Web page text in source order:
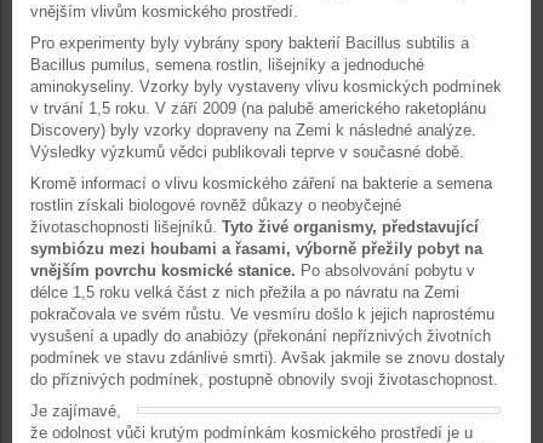
vnějším vlivům kosmického prostředí.
Pro experimenty byly vybrány spory bakterií Bacillus subtilis a
Bacillus pumilus, semena rostlin, lišejníky a jednoduché
aminokyseliny. Vzorky byly vystaveny vlivu kosmických podmínek
v trvání 1,5 roku. V září 2009 (na palubě amerického raketoplánu
Discovery) byly vzorky dopraveny na Zemi k následné analýze.
Výsledky výzkumů vědci publikovali teprve v současné době.
Kromě informací o vlivu kosmického záření na bakterie a semena
rostlin získali biologové rovněž důkazy o neobyčejné
životaschopnosti lišejníků. Tyto živé organismy, představující
symbiózu mezi houbami a řasami, výborně přežily pobyt na
vnějším povrchu kosmické stanice. Po absolvování pobytu v
délce 1,5 roku velká část z nich přežila a po návratu na Zemi
pokračovala ve svém růstu. Ve vesmíru došlo k jejich naprostému
vysušení a upadly do anabiózy (překonání nepříznivých životních
podmínek ve stavu zdánlivé smrti). Avšak jakmile se znovu dostaly
do příznivých podmínek, postupně obnovily svoji životaschopnost.
Je zajímavé,
že odolnost vůči krutým podmínkám kosmického prostředí je u